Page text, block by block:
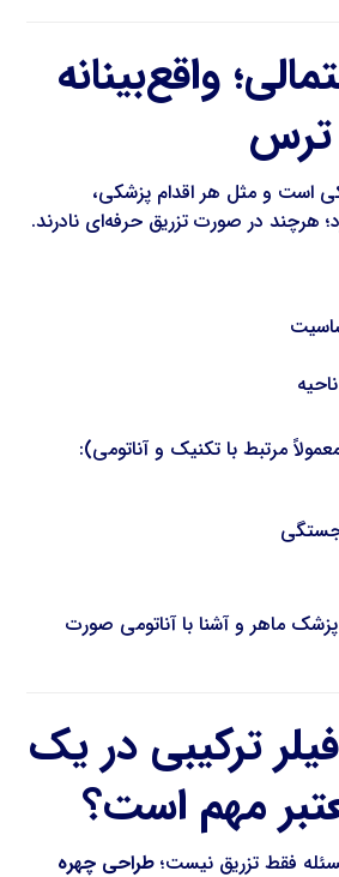
واقع‌بینانه
ترس
است و مثل هر اقدام پزشکی،
هرچند در صورت تزریق حرفه‌ای نادرند.
مرتبط با تکنیک و آناتومی):
ماهر و آشنا با آناتومی صورت
ترکیبی در یک
مهم است؟
فقط تزریق نیست؛طراحی چهره